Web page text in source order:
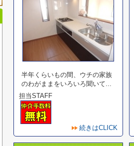
半年くらいもの間、ウチの家族
のわがままをいろいろ聞いて...
担当STAFF
続きはCLICK